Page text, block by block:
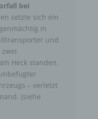
bei
setzte sich ein
in
und
Heck standen.
– verletzt
(siehe